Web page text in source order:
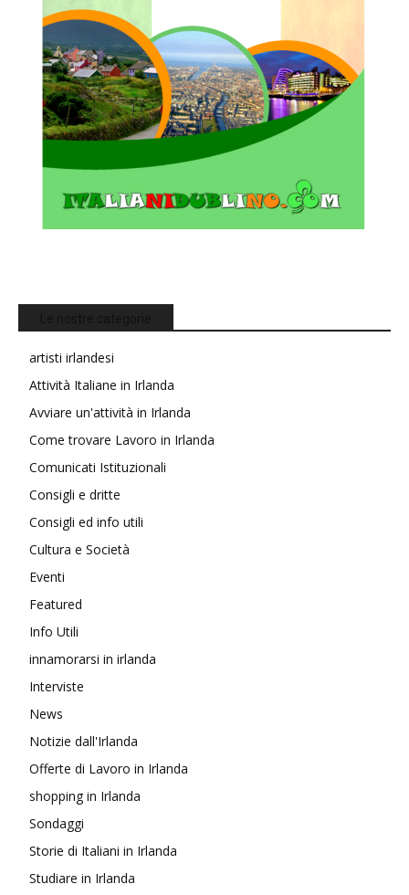
artisti irlandesi
Attività Italiane in Irlanda
Avviare un'attività in Irlanda
Come trovare Lavoro in Irlanda
Comunicati Istituzionali
Consigli e dritte
Consigli ed info utili
Cultura e Società
Eventi
Featured
Info Utili
innamorarsi in irlanda
Interviste
News
Notizie dall'Irlanda
Offerte di Lavoro in Irlanda
shopping in Irlanda
Sondaggi
Storie di Italiani in Irlanda
Studiare in Irlanda